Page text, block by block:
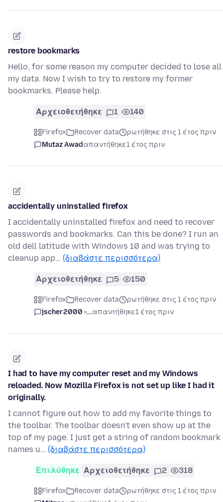
restore bookmarks
Hello, for some reason my computer decided to lose all
my data. Now I wish to try to restore my former
bookmarks. Please help.
Αρχειοθετήθηκε 1 140
Firefox Recover data
ρωτήθηκε στις 1 έτος πριν
Mutaz Awadαπαντήθηκε1 έτος πριν
accidentally uninstalled firefox
I accidentally uninstalled firefox and need to recover
passwords and bookmarks. Can this be done? I run an
old dell latitude with Windows 10 and was trying to
cleanup app… (διαβάστε περισσότερα)
Αρχειοθετήθηκε 5 150
Firefox Recover data
ρωτήθηκε στις 1 έτος πριν
jscher2000 -...απαντήθηκε1 έτος πριν
I had to have my computer reset and my Windows
reloaded. Now Mozilla Firefox is not set up like I had it
originally.
I cannot figure out how to add my favorite things to
the toolbar. The toolbar doesn't even show up at the
top of my page. I just get a string of random bookmark
names u… (διαβάστε περισσότερα)
Επιλύθηκε Αρχειοθετήθηκε 2 318
Firefox Recover data
ρωτήθηκε στις 1 έτος πριν